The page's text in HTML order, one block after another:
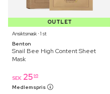
OUTLET
Ansiktsmask ⋅ 1 st
Benton
Snail Bee High Content Sheet
Mask
SEK 25 95
Medlemspris